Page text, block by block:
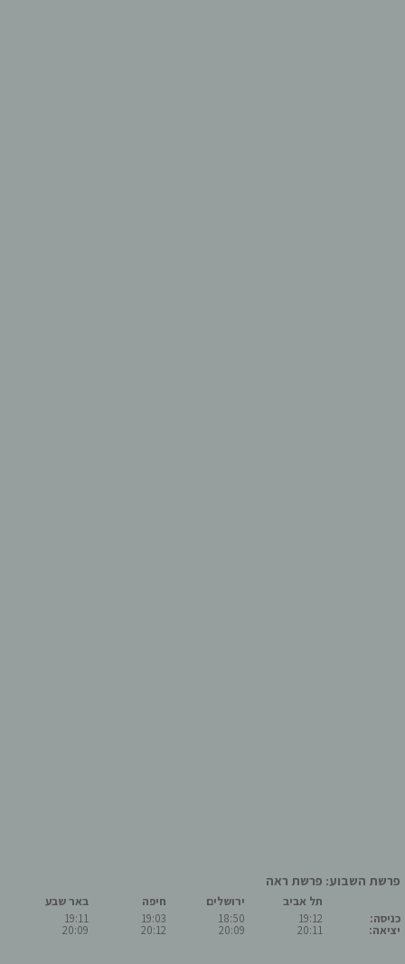
פרשת השבוע: פרשת ראה
כניסה:
יציאה:
תל אביב
19:12
20:11
ירושלים
18:50
20:09
חיפה
19:03
20:12
באר שבע
19:11
20:09